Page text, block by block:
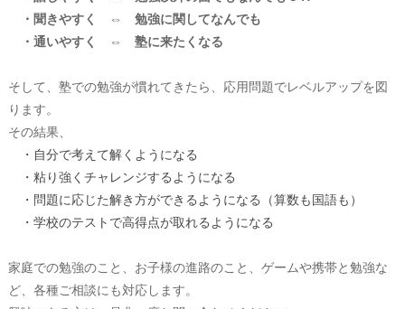
・聞きやすく ⇔ 勉強に関してなんでも
・通いやすく ⇔ 塾に来たくなる
そして、塾での勉強が慣れてきたら、応用問題でレベルアップを図
ります。
その結果、
・自分で考えて解くようになる
・粘り強くチャレンジするようになる
・問題に応じた解き方ができるようになる（算数も国語も）
・学校のテストで高得点が取れるようになる
家庭での勉強のこと、お子様の進路のこと、ゲームや携帯と勉強な
ど、各種ご相談にも対応します。